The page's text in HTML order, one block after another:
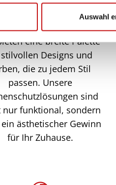
Auswahl
Stoffauswahl:
eine breite Palette
Designs und
die zu jedem Stil
passen. Unsere
sind
nur funktional, sondern
ästhetischer Gewinn
für Ihr Zuhause.